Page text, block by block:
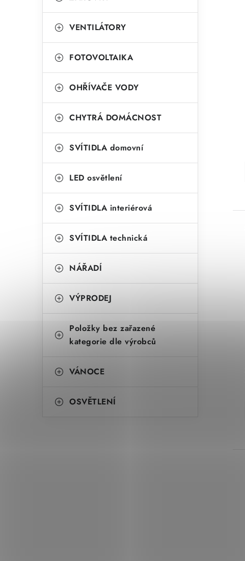
VENTILÁTORY
FOTOVOLTAIKA
OHŘÍVAČE VODY
CHYTRÁ DOMÁCNOST
SVÍTIDLA domovní
LED osvětlení
SVÍTIDLA interiérová
SVÍTIDLA technická
NÁŘADÍ
VÝPRODEJ
Položky bez zařazené
kategorie dle výrobců
VÁNOCE
OSVĚTLENÍ